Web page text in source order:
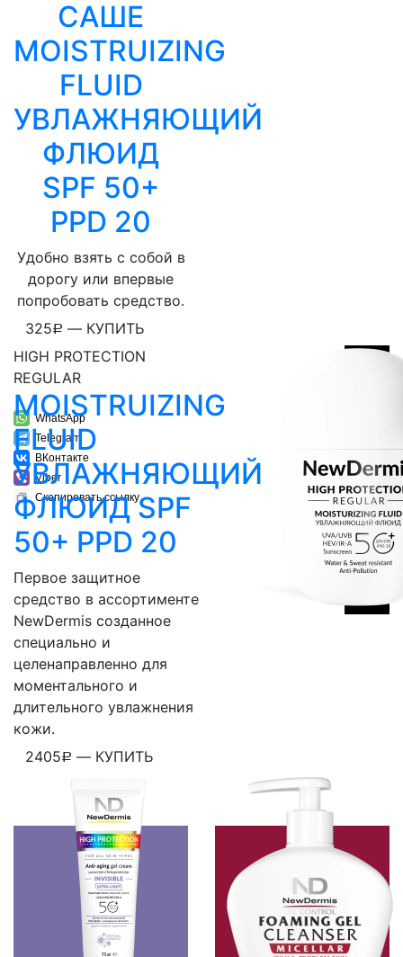
САШЕ
MOISTRUIZING
FLUID
УВЛАЖНЯЮЩИЙ
ФЛЮИД
SPF 50+
PPD 20
Удобно взять с собой в
дорогу или впервые
попробовать средство.
325Р — КУПИТЬ
WhatsApp
Telegram
ВКонтакте
Viber
Скопировать ссылку
HIGH PROTECTION
REGULAR
MOISTRUIZING
FLUID
УВЛАЖНЯЮЩИЙ
ФЛЮИД SPF
50+ PPD 20
Первое защитное
средство в ассортименте
NewDermis созданное
специально и
целенаправленно для
моментального и
длительного увлажнения
кожи.
2405Р — КУПИТЬ
WhatsApp
Telegram
ВКонтакте
Скопировать ссылку